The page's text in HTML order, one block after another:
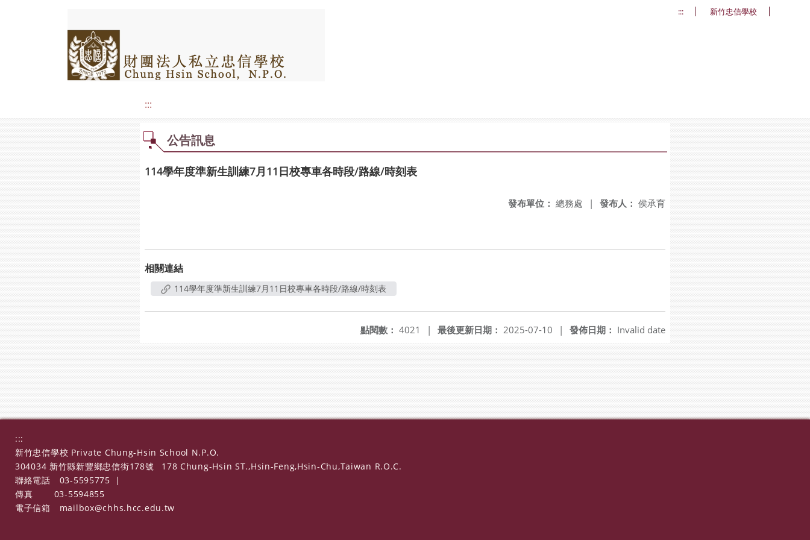
::: 新竹忠信學校
:::
公告訊息
114學年度準新生訓練7月11日校專車各時段/路線/時刻表
發布人： 侯承育
發布單位： 總務處 |
相關連結
114學年度準新生訓練7月11日校專車各時段/路線/時刻表
發佈日期： Invalid date
最後更新日期： 2025-07-10 |
點閱數： 4021 |
:::
新竹忠信學校 Private Chung-Hsin School N.P.O.
304034 新竹縣新豐鄉忠信街178號
178 Chung-Hsin ST.,Hsin-Feng,Hsin-Chu,Taiwan R.O.C.
聯絡電話
03-5595775
|
傳真
03-5594855
電子信箱
mailbox@chhs.hcc.edu.tw